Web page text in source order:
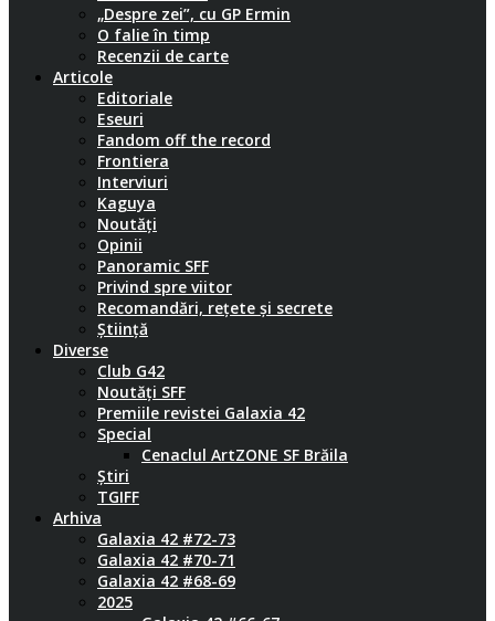
„Despre zei”, cu GP Ermin
O falie în timp
Recenzii de carte
Articole
Editoriale
Eseuri
Fandom off the record
Frontiera
Interviuri
Kaguya
Noutăți
Opinii
Panoramic SFF
Privind spre viitor
Recomandări, rețete și secrete
Știință
Diverse
Club G42
Noutăți SFF
Premiile revistei Galaxia 42
Special
Cenaclul ArtZONE SF Brăila
Știri
TGIFF
Arhiva
Galaxia 42 #72-73
Galaxia 42 #70-71
Galaxia 42 #68-69
2025